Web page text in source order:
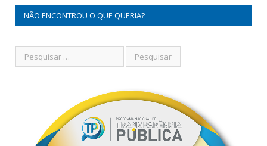
NÃO ENCONTROU O QUE QUERIA?